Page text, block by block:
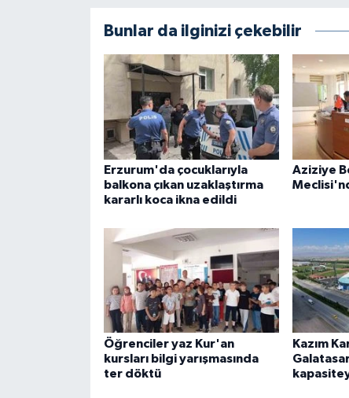
Bunlar da ilginizi çekebilir
Erzurum'da çocuklarıyla
balkona çıkan uzaklaştırma
kararlı koca ikna edildi
Aziziye
Öğrenciler yaz Kur'an
kursları bilgi yarışmasında
ter döktü
Kazım